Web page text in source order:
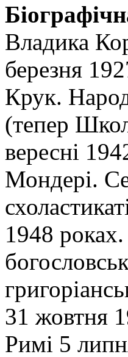
Владика
березня
Крук.
(тепер
вересні
Мондері.
1948
31 жовтня
Римі 5